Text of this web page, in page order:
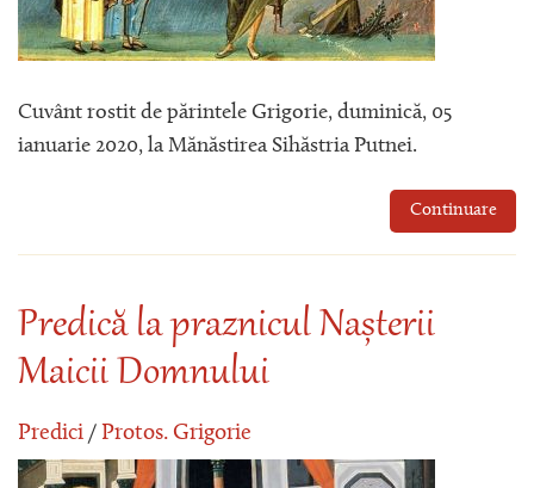
Cuvânt rostit de părintele Grigorie, duminică, 05
ianuarie 2020, la Mănăstirea Sihăstria Putnei.
Continuare
Predică la praznicul Nașterii
Maicii Domnului
Predici / Protos. Grigorie